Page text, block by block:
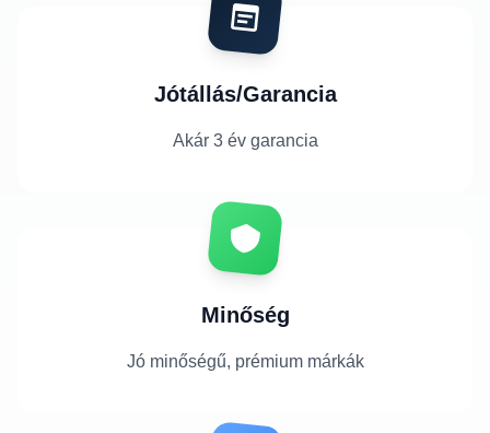
Jótállás/Garancia
Akár 3 év garancia
Minőség
Jó minőségű, prémium márkák